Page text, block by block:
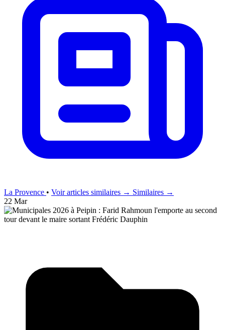
La Provence • Voir articles similaires → Similaires →
22 Mar